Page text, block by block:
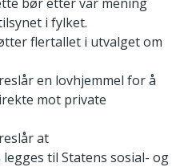
i fylket.
flertallet i utvalget om
en lovhjemmel for å
mot private
at
til Statens sosial- og